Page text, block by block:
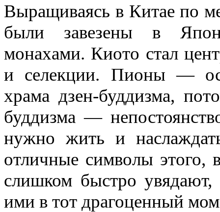
Выращиваясь в Китае по
были завезены в
монахами. Киото стал
и селекции. Пионы —
храма дзен-буддизма,
буддизма —
нужно жить и
отличные символы этого,
слишком быстро
ими в тот драгоценный